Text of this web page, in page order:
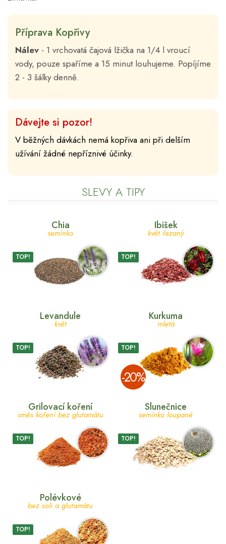
Příprava Kopřivy
Nálev - 1 vrchovatá čajová lžička na 1/4 l vroucí
vody, pouze spaříme a 15 minut louhujeme. Popíjíme
2 - 3 šálky denně.
Dávejte si pozor!
V běžných dávkách nemá kopřiva ani při delším
užívání žádné nepříznivé účinky.
SLEVY A TIPY
Chia
semínko
TOP!
Ibišek
květ řezaný
TOP!
Levandule
květ
TOP!
Kurkuma
mletá
TOP!
­-20%
Grilovací koření
směs koření bez glutamátu
TOP!
Slunečnice
semínko loupané
TOP!
Polévkové
bez soli a glutamátu
TOP!